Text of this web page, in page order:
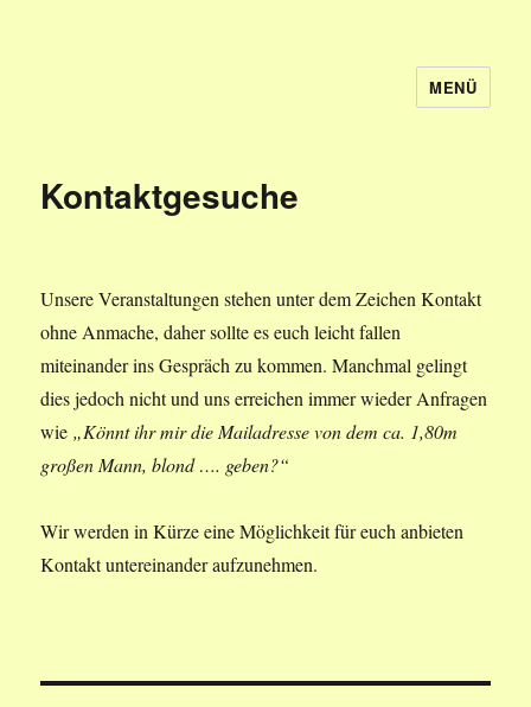
MENÜ
Kontaktgesuche
Unsere Veranstaltungen stehen unter dem Zeichen Kontakt
ohne Anmache, daher sollte es euch leicht fallen
miteinander ins Gespräch zu kommen. Manchmal gelingt
dies jedoch nicht und uns erreichen immer wieder Anfragen
wie „Könnt ihr mir die Mailadresse von dem ca. 1,80m
großen Mann, blond …. geben?“
Wir werden in Kürze eine Möglichkeit für euch anbieten
Kontakt untereinander aufzunehmen.